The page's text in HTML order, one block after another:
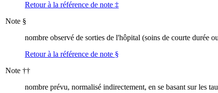
Retour à la référence de note ‡
Note §
nombre observé de sorties de l'hôpital (soins de courte durée
Retour à la référence de note §
Note ††
nombre prévu, normalisé indirectement, en se basant sur les